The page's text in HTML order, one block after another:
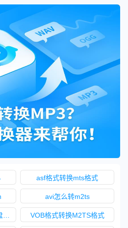
asf格式转换mts格式
avi怎么转m2ts
VOB格式转换M2TS格式